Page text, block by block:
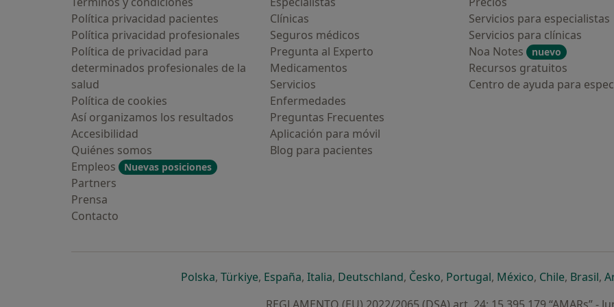
Política privacidad pacientes
Política privacidad profesionales
Política de privacidad para
determinados profesionales de la
salud
Política de cookies
Así organizamos los resultados
Accesibilidad
Quiénes somos
Empleos
Nuevas posiciones
Partners
Prensa
Contacto
Clínicas
Seguros médicos
Pregunta al Experto
Medicamentos
Servicios
Enfermedades
Preguntas Frecuentes
Aplicación para móvil
Blog para pacientes
Servicios para especialistas
Servicios para clínicas
Noa Notes
nuevo
Recursos gratuitos
Centro de ayuda para
Polskase abre en una nueva pestaña
, Türkiyese abre en una nueva pestaña
, Españase abre en una nueva pestaña
, Italiase abre en una nueva pestaña
, Deutschlandse abre en una nueva pestaña
, Českose abre en una nueva pestaña
, Portugalse abre en una nueva
, Méxicose abre en una
, Chilese abre
, Brasilse
,